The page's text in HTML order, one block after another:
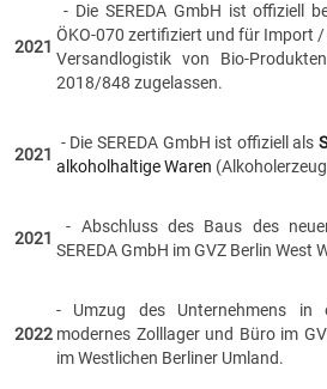
2021
- Die SEREDA GmbH ist offiziell
ÖKO-070 zertifiziert und für Import
Versandlogistik von Bio-
2018/848 zugelassen.
2021
- Die SEREDA GmbH ist offiziell als
alkoholhaltige Waren
2021
- Abschluss des Baus des
SEREDA GmbH im GVZ Berlin West
2022
- Umzug des Unternehmens in
modernes Zolllager und Büro im
im Westlichen Berliner Umland.